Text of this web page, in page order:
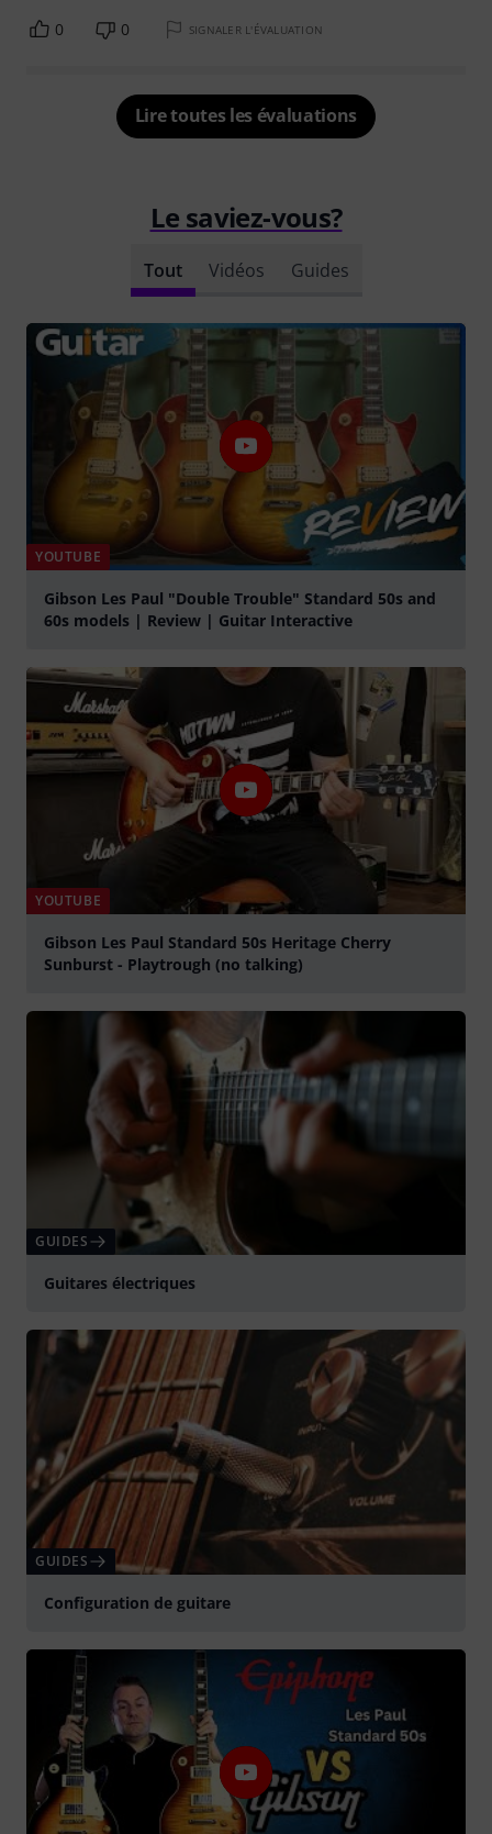
0 0 SIGNALER L'ÉVALUATION
Lire toutes les évaluations
Le saviez-vous?
Tout Vidéos Guides
YOUTUBE
Gibson Les Paul "Double Trouble" Standard 50s and
60s models | Review | Guitar Interactive
YOUTUBE
Gibson Les Paul Standard 50s Heritage Cherry
Sunburst - Playtrough (no talking)
GUIDES
Guitares électriques
GUIDES
Configuration de guitare